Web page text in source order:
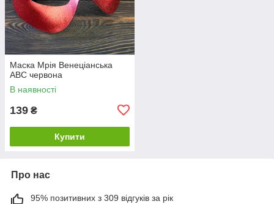
Маска Мрія Венеціанська
АВС червона
В наявності
139 ₴
Купити
Про нас
95% позитивних з 309 відгуків за рік